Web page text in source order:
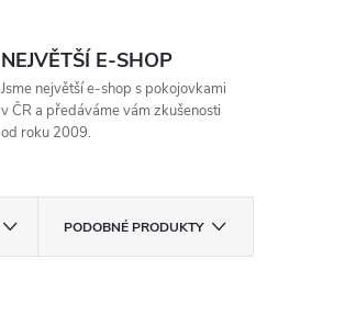
NEJVĚTŠÍ E-SHOP
Jsme největší e-shop s pokojovkami
v ČR a předáváme vám zkušenosti
od roku 2009.
PODOBNÉ PRODUKTY